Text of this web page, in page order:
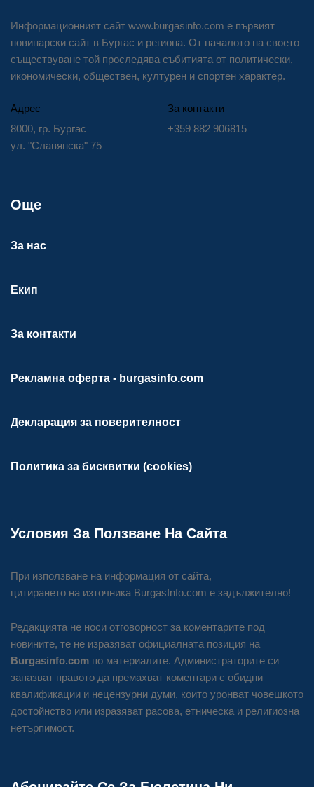
Информационният сайт www.burgasinfo.com е първият
новинарски сайт в Бургас и региона. От началото на своето
съществуване той проследява събитията от политически,
икономически, обществен, културен и спортен характер.
Адрес
8000, гр. Бургас
ул. "Славянска" 75
За контакти
+359 882 906815
Още
За нас
Екип
За контакти
Рекламна оферта - burgasinfo.com
Декларация за поверителност
Политика за бисквитки (cookies)
Условия За Ползване На Сайта
При използване на информация от сайта,
цитирането на източника BurgasInfo.com е задължително!
Редакцията не носи отговорност за коментарите под
новините, те не изразяват официалната позиция на
Burgasinfo.com по материалите. Администраторите си
запазват правото да премахват коментари с обидни
квалификации и нецензурни думи, които уронват човешкото
достойнство или изразяват расова, етническа и религиозна
нетърпимост.